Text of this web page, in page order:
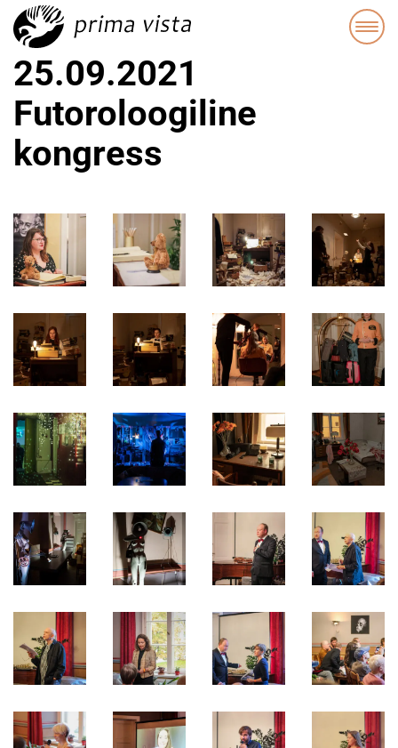
25.09.2021
Futoroloogiline
kongress